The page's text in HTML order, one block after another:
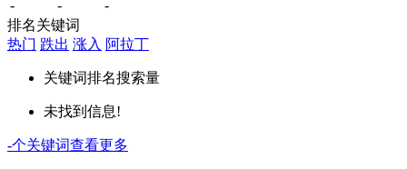
-
-
-
排名关键词
热门 跌出 涨入 阿拉丁
关键词排名搜索量
未找到信息!
-个关键词查看更多